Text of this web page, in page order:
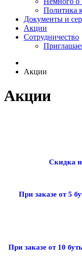
Политика
Документы и
Акции
Сотрудничество
Акции
Акции
Скидка
При заказе от 5
При заказе от 10